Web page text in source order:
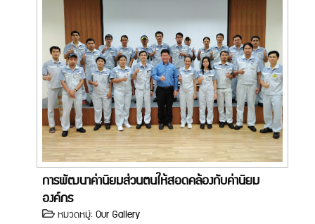
การพัฒนาค่านิยมส่วนตนให้สอดคล้องกับค่านิยม
องค์กร
หมวดหมู่:Our Gallery